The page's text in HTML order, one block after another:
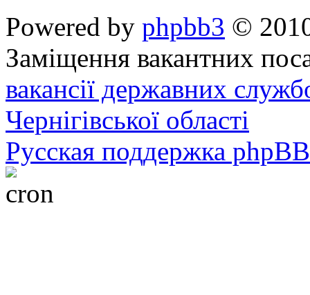
Powered by phpbb3 ©
Заміщення вакантних
вакансії державних
Чернігівської області
Русская поддержка phpBB